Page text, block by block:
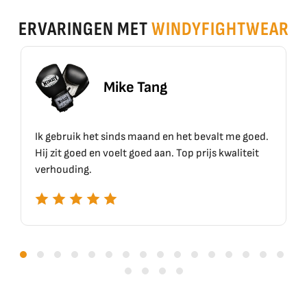
ERVARINGEN METWINDYFIGHTWEAR
Mike Tang
Ik gebruik het sinds maand en het bevalt me goed.
Hij zit goed en voelt goed aan. Top prijs kwaliteit
verhouding.